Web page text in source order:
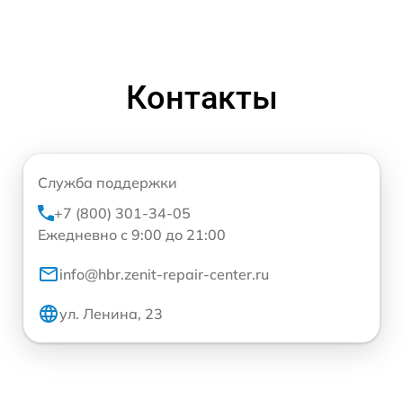
Контакты
Служба поддержки
+7 (800) 301-34-05
Ежедневно с 9:00 до 21:00
info@hbr.zenit-repair-center.ru
ул. Ленина, 23